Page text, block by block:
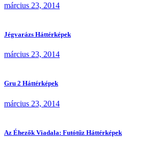
március 23, 2014
Jégvarázs Háttérképek
március 23, 2014
Gru 2 Háttérképek
március 23, 2014
Az Éhezők Viadala: Futótűz Háttérképek